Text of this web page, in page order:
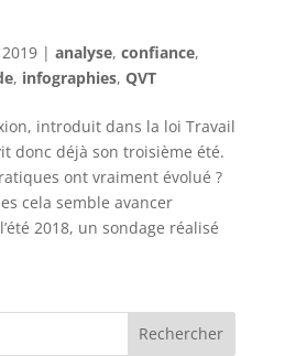
| analyse, confiance,
, infographies, QVT
introduit dans la loi Travail
donc déjà son troisième été.
ont vraiment évolué ?
cela semble avancer
2018, un sondage réalisé
Rechercher